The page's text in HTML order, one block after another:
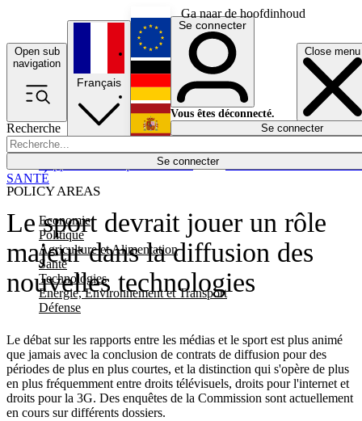
Ga naar de hoofdinhoud
Open sub
navigation
Close menu
Recherche
Se connecter
POLICY AREAS
Economie
Politique
Agriculture et Alimentation
Santé
Technologies
Energie, Environnement et Transport
Défense
Économie
Français
English
Deutsch
Español
Se connecter
Vous êtes déconnecté.
Se connecter
Le sport devrait jouer un rôle
majeur dans la diffusion des
nouvelles technologies
Le débat sur les rapports entre les médias et le sport est plus animé
que jamais avec la conclusion de contrats de diffusion pour des
périodes de plus en plus courtes, et la distinction qui s'opère de plus
en plus fréquemment entre droits télévisuels, droits pour l'internet et
droits pour la 3G. Des enquêtes de la Commission sont actuellement
en cours sur différents dossiers.
SANTÉ